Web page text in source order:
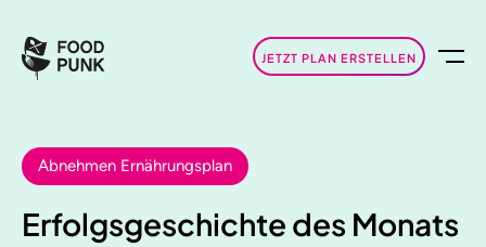
JETZT PLAN ERSTELLEN
Abnehmen Ernährungsplan
Erfolgsgeschichte des Monats